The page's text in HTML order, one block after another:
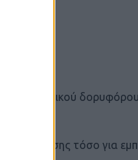
τόσο για